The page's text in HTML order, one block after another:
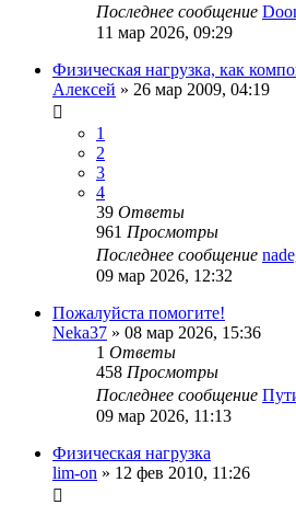
Последнее сообщение
11 мар 2026, 09:29
Физическая нагрузка, как
Алексей » 26 мар 2009, 04:19
1
2
3
4
39 Ответы
961 Просмотры
Последнее сообщение
09 мар 2026, 12:32
Пожалуйста помогите!
Neka37 » 08 мар 2026, 15:36
1 Ответы
458 Просмотры
Последнее сообщение
09 мар 2026, 11:13
Физическая нагрузка
lim-on » 12 фев 2010, 11:26